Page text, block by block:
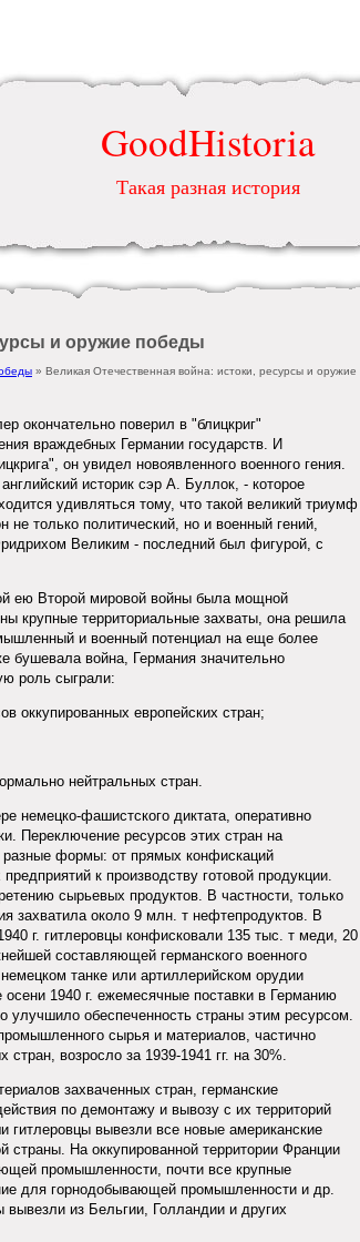
GoodHistoria
Такая разная история
и оружие победы
» Великая Отечественная война: истоки, ресурсы и оружие
окончательно поверил в "блицкриг"
враждебных Германии государств. И
он увидел новоявленного военного гения.
историк сэр А. Буллок, - которое
удивляться тому, что такой великий триумф
только политический, но и военный гений,
Великим - последний был фигурой, с
ею Второй мировой войны была мощной
крупные территориальные захваты, она решила
и военный потенциал на еще более
бушевала война, Германия значительно
роль сыграли:
оккупированных европейских стран;
нейтральных стран.
немецко-фашистского диктата, оперативно
Переключение ресурсов этих стран на
разные формы: от прямых конфискаций
к производству готовой продукции.
сырьевых продуктов. В частности, только
захватила около 9 млн. т нефтепродуктов. В
г. гитлеровцы конфисковали 135 тыс. т меди, 20
составляющей германского военного
танке или артиллерийском орудии
1940 г. ежемесячные поставки в Германию
улучшило обеспеченность страны этим ресурсом.
сырья и материалов, частично
стран, возросло за 1939-1941 гг. на 30%.
захваченных стран, германские
по демонтажу и вывозу с их территорий
гитлеровцы вывезли все новые американские
страны. На оккупированной территории Франции
промышленности, почти все крупные
для горнодобывающей промышленности и др.
из Бельгии, Голландии и других